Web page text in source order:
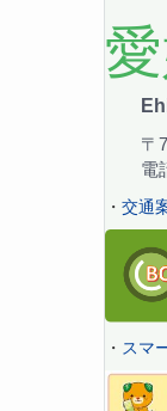
〒
電
・ 交通
・ スマ